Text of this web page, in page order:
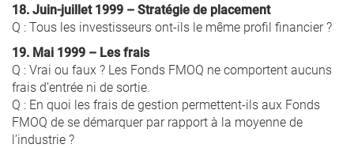
18. Juin-juillet 1999 – Stratégie de placement
Q : Tous les investisseurs ont-ils le même profil financier ?
19. Mai 1999 – Les frais
Q : Vrai ou faux ? Les Fonds FMOQ ne comportent aucuns
frais d’entrée ni de sortie.
Q : En quoi les frais de gestion permettent-ils aux Fonds
FMOQ de se démarquer par rapport à la moyenne de
l’industrie ?